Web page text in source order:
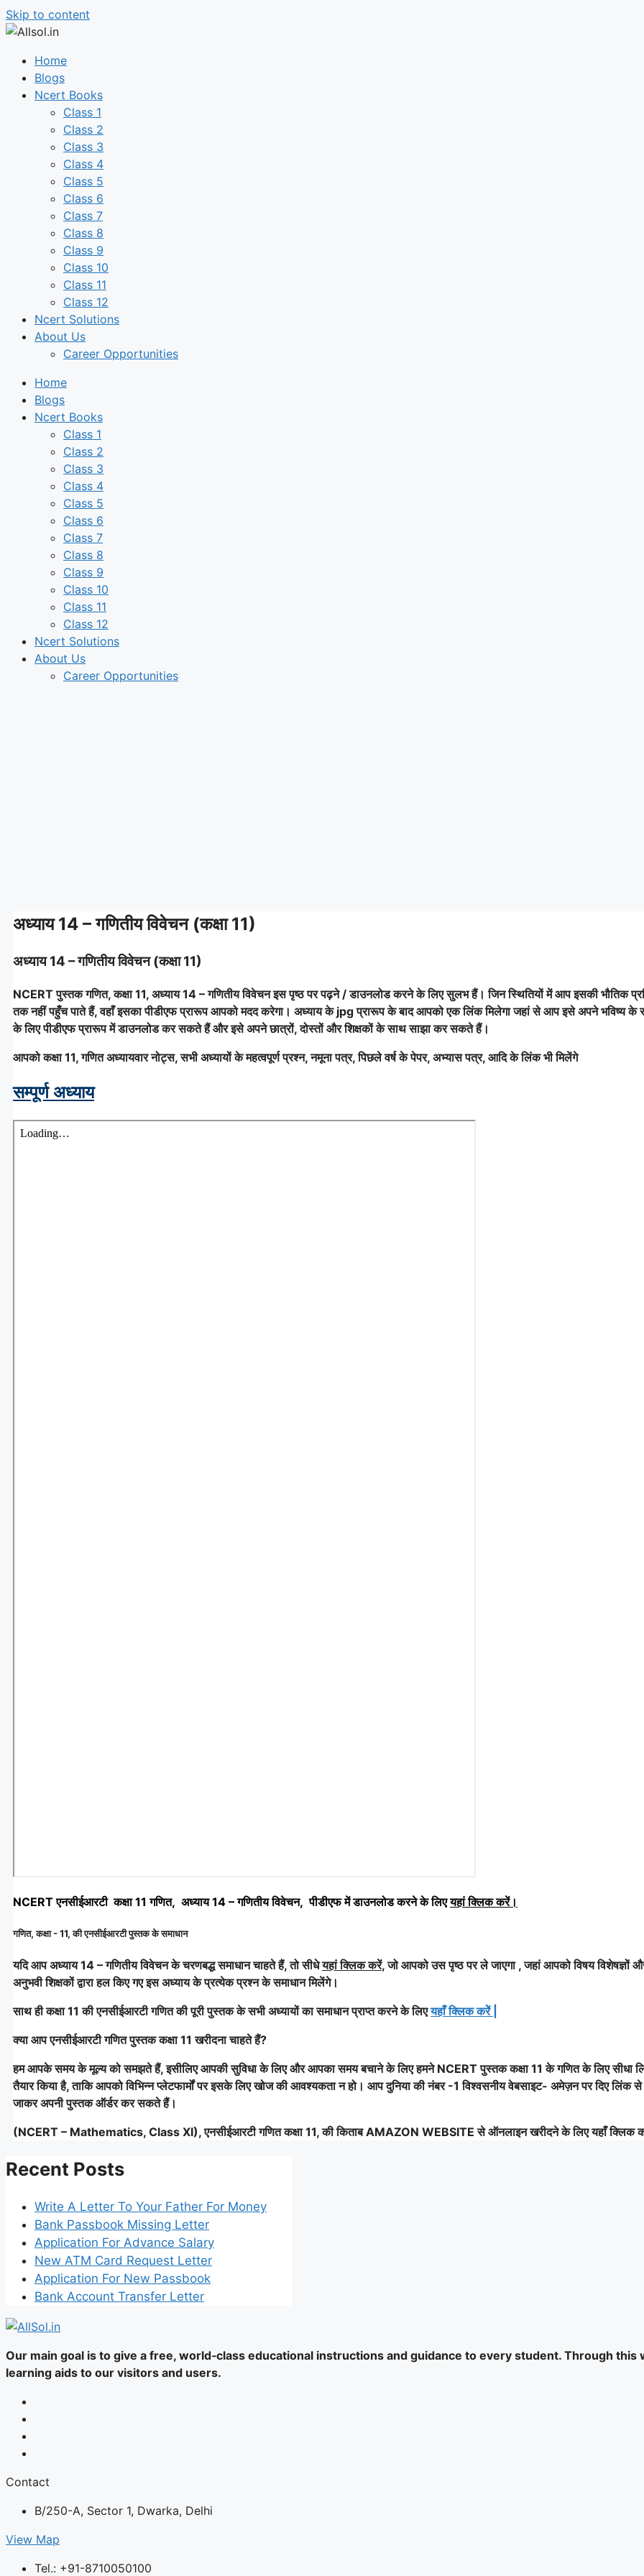
Skip to content
Home
Blogs
Ncert Books
Class 1
Class 2
Class 3
Class 4
Class 5
Class 6
Class 7
Class 8
Class 9
Class 10
Class 11
Class 12
Ncert Solutions
About Us
Career Opportunities
Home
Blogs
Ncert Books
Class 1
Class 2
Class 3
Class 4
Class 5
Class 6
Class 7
Class 8
Class 9
Class 10
Class 11
Class 12
Ncert Solutions
About Us
Career Opportunities
अध्याय 14 – गणितीय विवेचन (कक्षा 11)
अध्याय 14 – गणितीय विवेचन (कक्षा 11)
NCERT पुस्तक गणित, कक्षा 11, अध्याय 14 – गणितीय विवेचन इस पृष्ठ पर पढ़ने / डाउनलोड करने के लिए सुलभ हैं। जिन स्थितियों में आप इसकी भौतिक
तक नहीं पहुँच पाते हैं, वहाँ इसका पीडीएफ प्रारूप आपको मदद करेगा। अध्याय के jpg प्रारूप के बाद आपको एक लिंक मिलेगा जहां से आप इसे अपने भविष्य के
के लिए पीडीएफ प्रारूप में डाउनलोड कर सकते हैं और इसे अपने छात्रों, दोस्तों और शिक्षकों के साथ साझा कर सकते हैं।
आपको कक्षा 11, गणित अध्यायवार नोट्स, सभी अध्यायों के महत्वपूर्ण प्रश्न, नमूना पत्र, पिछले वर्ष के पेपर, अभ्यास पत्र, आदि के लिंक भी मिलेंगे
सम्पूर्ण अध्याय
NCERT एनसीईआरटी कक्षा 11 गणित, अध्याय 14 – गणितीय विवेचन, पीडीएफ में डाउनलोड करने के लिएयहां क्लिक करें।
गणित, कक्षा - 11, की एनसीईआरटी पुस्तक के समाधान
यदि आप अध्याय 14 – गणितीय विवेचन के चरणबद्ध समाधान चाहते हैं, तो सीधेयहां क्लिक करें, जो आपको उस पृष्ठ पर ले जाएगा , जहां आपको विषय विशेषज्ञों
अनुभवी शिक्षकों द्वारा हल किए गए इस अध्याय के प्रत्येक प्रश्न के समाधान मिलेंगे।
साथ ही कक्षा 11 की एनसीईआरटी गणित की पूरी पुस्तक के सभी अध्यायों का समाधान प्राप्त करने के लिएयहाँ क्लिक करेें|
क्या आप एनसीईआरटी गणित पुस्तक कक्षा 11 खरीदना चाहते हैं?
हम आपके समय के मूल्य को समझते हैं, इसीलिए आपकी सुविधा के लिए और आपका समय बचाने के लिए हमने NCERT पुस्तक कक्षा 11 के गणित के लिए सीधा
तैयार किया है, ताकि आपको विभिन्न प्लेटफार्मों पर इसके लिए खोज की आवश्यकता न हो। आप दुनिया की नंबर -1 विश्वसनीय वेबसाइट- अमेज़न पर दिए लिंक से
जाकर अपनी पुस्तक ऑर्डर कर सकते हैं।
(NCERT – Mathematics, Class XI), एनसीईआरटी गणित कक्षा 11, की किताब AMAZON WEBSITE से ऑनलाइन खरीदने के लिए यहाँ क्लिक
Recent Posts
Write A Letter To Your Father For Money
Bank Passbook Missing Letter
Application For Advance Salary
New ATM Card Request Letter
Application For New Passbook
Bank Account Transfer Letter
Our main goal is to give a free, world‑class educational instructions and guidance to every student. Through
learning aids to our visitors and users.
Contact
B/250-A, Sector 1, Dwarka, Delhi
View Map
Tel.: +91-8710050100